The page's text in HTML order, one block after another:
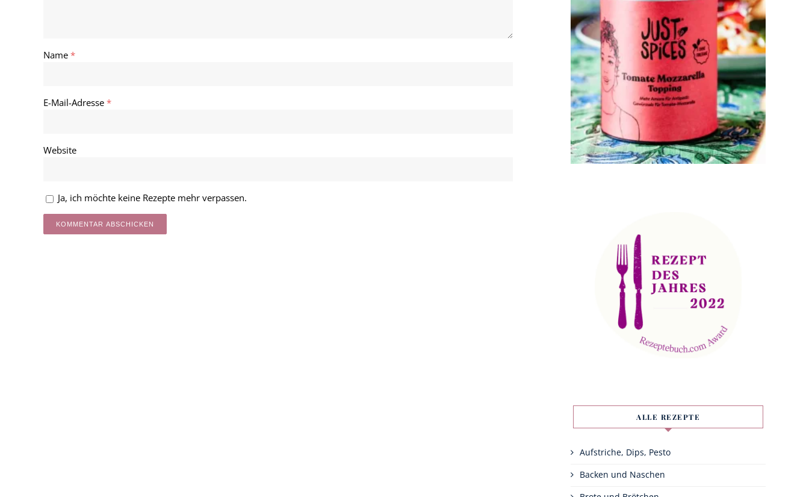
Name *
E-Mail-Adresse *
Website
Ja, ich möchte keine Rezepte mehr verpassen.
ALLE REZEPTE
Aufstriche, Dips, Pesto
Backen und Naschen